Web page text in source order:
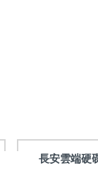
長安雲端硬